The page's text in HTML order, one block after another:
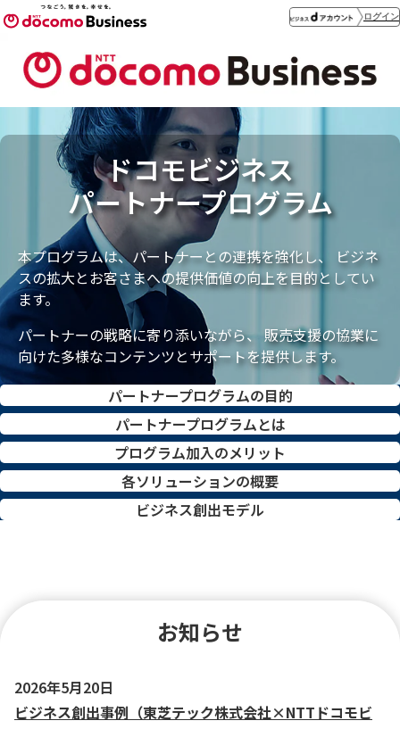
ログイン
ドコモビジネス
パートナープログラム
本プログラムは、パートナーとの連携を強化し、
ビジネ
スの拡大とお客さまへの提供価値の向上を目的としてい
ます。
パートナーの戦略に寄り添いながら、 販売支援の協業に
向けた多様なコンテンツとサポートを提供します。
パートナープログラムの目的
パートナープログラムとは
プログラム加入のメリット
各ソリューションの概要
ビジネス創出モデル
お知らせ
2026年5月20日
ビジネス創出事例（東芝テック株式会社×NTTドコモビ